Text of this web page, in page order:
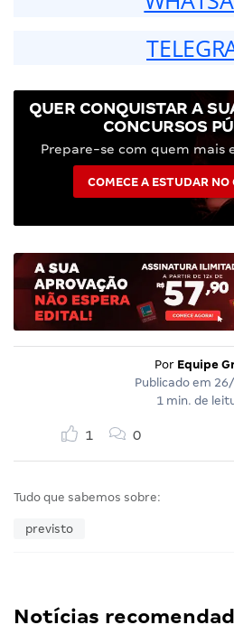
QUER CONQUISTAR A
CONCURSOS
Prepare-se com quem mais
COMECE A ESTUDAR NO
Por Equipe
Publicado em
1 min. de
1 0
Tudo que sabemos sobre:
previsto
Notícias